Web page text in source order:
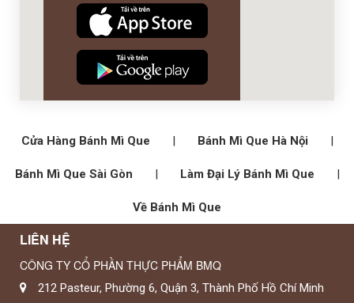
Cửa Hàng Bánh Mì Que | Bánh Mì Que Hà Nội |
Bánh Mì Que Sài Gòn | Làm Đại Lý Bánh Mì Que |
Về Bánh Mì Que
LIÊN HỆ
CÔNG TY CỔ PHẦN THỰC PHẨM BMQ
212 Pasteur, Phường 6, Quận 3, Thành Phố Hồ Chí Minh